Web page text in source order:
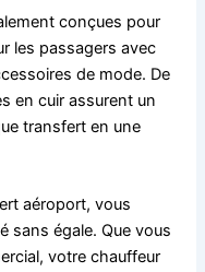
conçues pour
les passagers avec
de mode. De
en cuir assurent un
transfert en une
aéroport, vous
sans égale. Que vous
votre chauffeur